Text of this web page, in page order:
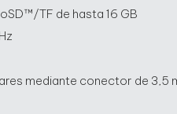
TF de hasta 16 GB
mediante conector de 3,5